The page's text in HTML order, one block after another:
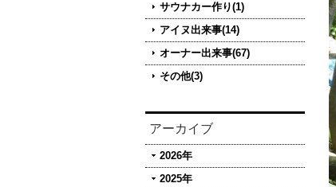
サウナカー作り(1)
アイヌ出来事(14)
オーナー出来事(67)
その他(3)
アーカイブ
2026年
2025年